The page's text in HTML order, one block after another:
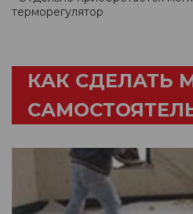
терморегулятор
КАК СДЕЛАТЬ